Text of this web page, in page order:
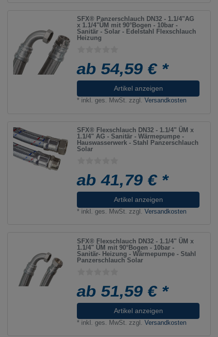
SFX® Panzerschlauch DN32 - 1.1/4"AG
x 1.1/4"ÜM mit 90°Bogen - 10bar -
Sanitär - Solar - Edelstahl Flexschlauch
Heizung
ab 54,59 € *
Artikel anzeigen
* inkl. ges. MwSt. zzgl.Versandkosten
SFX® Flexschlauch DN32 - 1.1/4" ÜM x
1.1/4" AG - Sanitär - Wärmepumpe -
Hauswasserwerk - Stahl Panzerschlauch
Solar
ab 41,79 € *
Artikel anzeigen
* inkl. ges. MwSt. zzgl.Versandkosten
SFX® Flexschlauch DN32 - 1.1/4" ÜM x
1.1/4" ÜM mit 90°Bogen - 10bar -
Sanitär- Heizung - Wärmepumpe - Stahl
Panzerschlauch Solar
ab 51,59 € *
Artikel anzeigen
* inkl. ges. MwSt. zzgl.Versandkosten